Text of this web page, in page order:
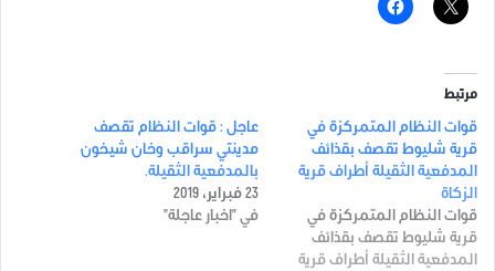
مرتبط
قوات النظام المتمركزة في
قرية شليوط تقصف بقذائف
المدفعية الثقيلة أطراف قرية
الزكاة
قوات النظام المتمركزة في
قرية شليوط تقصف بقذائف
المدفعية الثقيلة أطراف قرية
عاجل : قوات النظام تقصف
مدينتي سراقب وخان شيخون
بالمدفعية الثقيلة.
23 فبراير، 2019
في "اخبار عاجلة"